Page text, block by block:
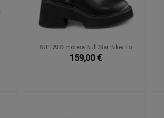
BUFFALO motera Bull Star Biker Lo
159,00 €